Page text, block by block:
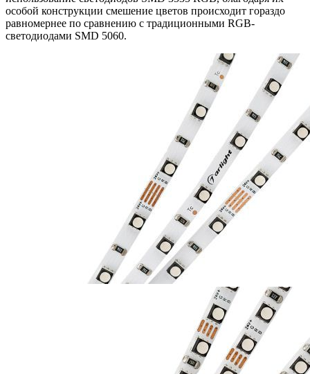
особой конструкции смешение цветов происходит гораздо
равномернее по сравнению с традиционными RGB-
светодиодами SMD 5060.